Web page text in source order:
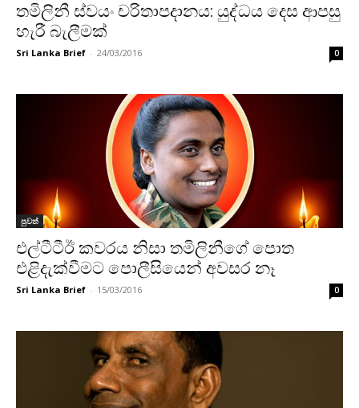
තමිලිනී ස්වයං චරිතාපදානය: යුද්ධය දෙස ආපසු
හැරී බැලීමක්
Sri Lanka Brief - 24/03/2016 0
පුවත්
එල්ටීටීඊ කවරය නිසා තමිලිනීගේ පොත
එළිදැක්වීමට පොලීසියෙන් අවසර නෑ
Sri Lanka Brief - 15/03/2016 0